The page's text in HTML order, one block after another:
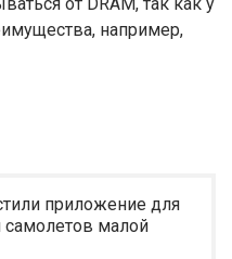
например,
приложение для
самолетов малой